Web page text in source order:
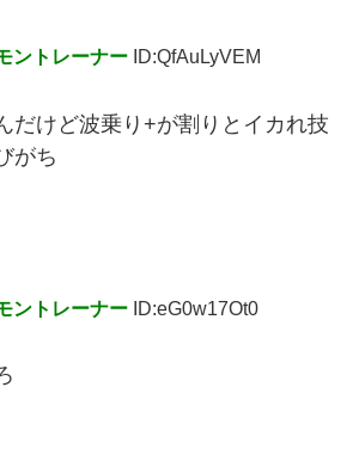
ントレーナー ID:QfAuLyVEM
だけど波乗り+が割りとイカれ技
がち
ントレーナー ID:eG0w17Ot0